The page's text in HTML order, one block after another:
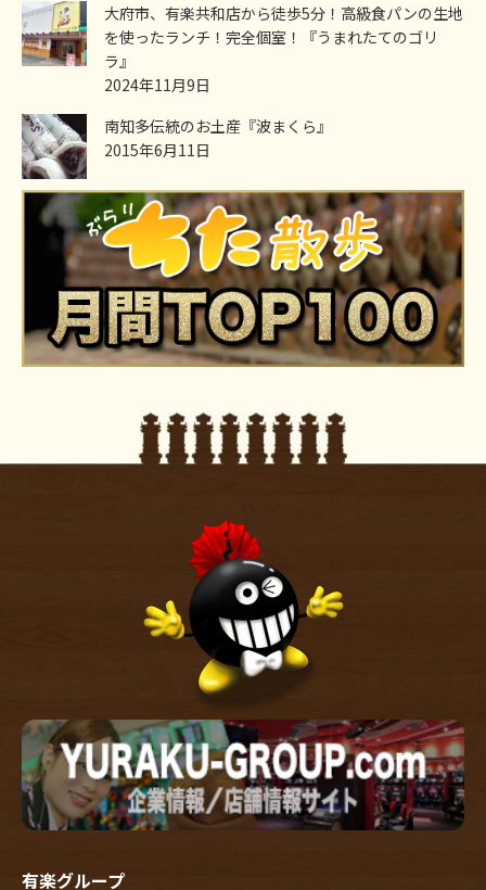
大府市、有楽共和店から徒歩5分！高級食パンの生地
を使ったランチ！完全個室！『うまれたてのゴリ
ラ』
2024年11月9日
南知多伝統のお土産『波まくら』
2015年6月11日
有楽グループ